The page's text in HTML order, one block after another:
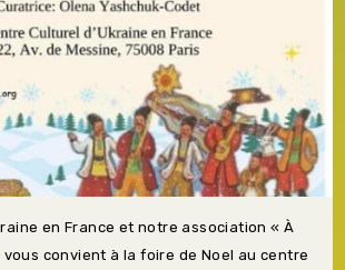
en France et notre association « À
vous convient à la foire de Noel au centre